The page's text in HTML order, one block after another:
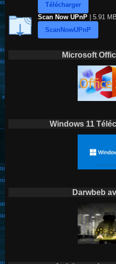
Télécharger
Scan Now UPnP| 5.91 MB
ScanNowUPnP
Microsoft
Windows 11
Darwbeb